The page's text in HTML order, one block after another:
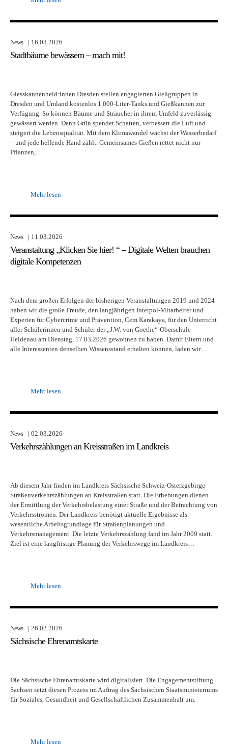
News | 16.03.2026
Stadtbäume bewässern – mach mit!
Giesskannenheld:innen Dresden stellen engagierten Gießgruppen in
Dresden und Umland kostenlos 1.000-Liter-Tanks und Gießkannen zur
Verfügung. So können Bäume und Sträucher in ihrem Umfeld zuverlässig
gewässert werden. Denn Grün spendet Schatten, verbessert die Luft und
steigert die Lebensqualität. Mit dem Klimawandel wächst der Wasserbedarf
– und jede helfende Hand zählt. Gemeinsames Gießen rettet nicht nur
Pflanzen,…
Mehr lesen
News | 11.03.2026
Veranstaltung „Klicken Sie hier! “ – Digitale Welten brauchen
digitale Kompetenzen
Nach dem großen Erfolgen der bisherigen Veranstaltungen 2019 und 2024
haben wir die große Freude, den langjährigen Interpol-Mitarbeiter und
Experten für Cybercrime und Prävention, Cem Karakaya, für den Unterricht
aller Schülerinnen und Schüler der „J.W. von Goethe“-Oberschule
Heidenau am Dienstag, 17.03.2026 gewonnen zu haben. Damit Eltern und
alle Interessenten denselben Wissensstand erhalten können, laden wir…
Mehr lesen
News | 02.03.2026
Verkehrszählungen an Kreisstraßen im Landkreis
Ab diesem Jahr finden im Landkreis Sächsische Schweiz-Osterzgebirge
Straßenverkehrszählungen an Kreisstraßen statt. Die Erhebungen dienen
der Ermittlung der Verkehrsbelastung einer Straße und der Betrachtung von
Verkehrsströmen. Der Landkreis benötigt aktuelle Ergebnisse als
wesentliche Arbeitsgrundlage für Straßenplanungen und
Verkehrsmanagement. Die letzte Verkehrszählung fand im Jahr 2009 statt.
Ziel ist eine langfristige Planung der Verkehrswege im Landkreis…
Mehr lesen
News | 26.02.2026
Sächsische Ehrenamtskarte
Die Sächsische Ehrenamtskarte wird digitalisiert. Die Engagementstiftung
Sachsen setzt diesen Prozess im Auftrag des Sächsischen Staatsministeriums
für Soziales, Gesundheit und Gesellschaftlichen Zusammenhalt um.
Mehr lesen